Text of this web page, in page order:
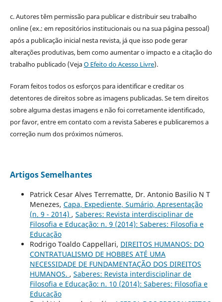
c. Autores têm permissão para publicar e distribuir seu trabalho
online (ex.: em repositórios institucionais ou na sua página pessoal)
após a publicação inicial nesta revista, já que isso pode gerar
alterações produtivas, bem como aumentar o impacto e a citação do
trabalho publicado (VejaO Efeito do Acesso Livre).
Foram feitos todos os esforços para identificar e creditar os
detentores de direitos sobre as imagens publicadas. Se tem direitos
sobre alguma destas imagens e não foi corretamente identificado,
por favor, entre em contato com a revista Saberes e publicaremos a
correção num dos próximos números.
Artigos Semelhantes
Patrick Cesar Alves Terrematte, Dr. Antonio Basilio N T
Menezes, Capa, Expediente, Sumário, Apresentação
(n. 9 - 2014) , Saberes: Revista interdisciplinar de
Filosofia e Educação: n. 9 (2014): Saberes: Filosofia e
Educação
Rodrigo Toaldo Cappellari, DIREITOS HUMANOS: DO
CONTRATUALISMO DE HOBBES ATÉ UMA
NECESSIDADE DE FUNDAMENTAÇÃO DOS DIREITOS
HUMANOS. , Saberes: Revista interdisciplinar de
Filosofia e Educação: n. 10 (2014): Saberes: Filosofia e
Educação